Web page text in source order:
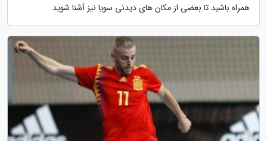
همراه باشید تا بعضی از مکان های دیدنی سویا نیز آشنا شوید